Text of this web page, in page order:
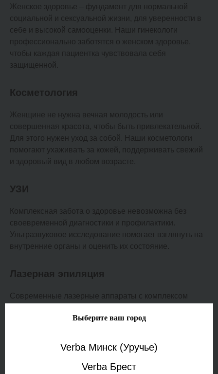
Женское здоровье – фундамент для нормальной
социальной и сексуальной жизни, для уверенности в
себе и высокой самооценки. Наши гинекологи
профессионально заботятся о женском здоровье,
чтобы каждая пациентка чувствовала себя
защищенной.
Косметология
Женщине не нужна вечная молодость или
совершенная красота, чтобы быть привлекательной.
Для этого нужен уход за собой. Наши косметологи
помогают ухаживать за кожей, поддерживать свежий
и здоровый вид в любом возрасте.
УЗИ
Комплексная забота о здоровье невозможна без
своевременной диагностики и профилактики.
Ультразвуковое исследование помогает взглянуть на
внутренние органы и оценить их состояние.
Лазерная эпиляция
Современные лазерные аппараты с комплексом
комфорта и бархатной кожи без нежелательных
безопасность.
Выберите ваш город
Verba Минск (Уручье)
Verba Брест